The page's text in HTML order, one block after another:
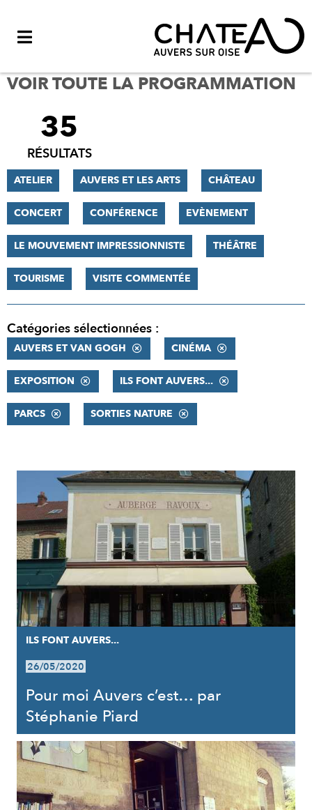
VOIR TOUTE LA PROGRAMMATION
FILTRER
RÉSULTATS
35
RÉSULTATS
ATELIER AUVERS ET LES ARTS CHÂTEAU
CONCERT CONFÉRENCE EVÈNEMENT
LE MOUVEMENT IMPRESSIONNISTE THÉÂTRE
TOURISME VISITE COMMENTÉE
Catégories sélectionnées :
AUVERS ET VAN GOGH CINÉMA
EXPOSITION ILS FONT AUVERS...
PARCS SORTIES NATURE
RÉSULTATS
ILS FONT AUVERS...
26/05/2020
Pour moi Auvers c’est… par
Stéphanie Piard